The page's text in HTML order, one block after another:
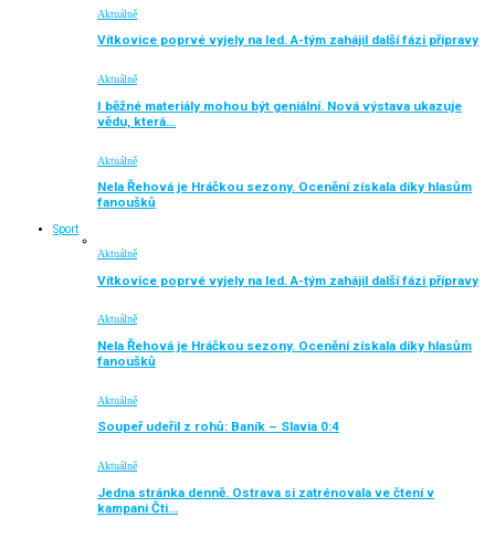
Aktuálně
Vítkovice poprvé vyjely na led. A-tým zahájil další fázi přípravy
Aktuálně
I běžné materiály mohou být geniální. Nová výstava ukazuje
vědu, která…
Aktuálně
Nela Řehová je Hráčkou sezony. Ocenění získala díky hlasům
fanoušků
Sport
Aktuálně
Vítkovice poprvé vyjely na led. A-tým zahájil další fázi přípravy
Aktuálně
Nela Řehová je Hráčkou sezony. Ocenění získala díky hlasům
fanoušků
Aktuálně
Soupeř udeřil z rohů: Baník – Slavia 0:4
Aktuálně
Jedna stránka denně. Ostrava si zatrénovala ve čtení v
kampani Čti…